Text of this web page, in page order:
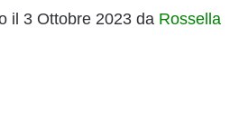
il 3 Ottobre 2023 da Rossella